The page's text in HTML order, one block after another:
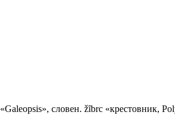
«Galeopsis», словен. žȋbrc «крестовник,